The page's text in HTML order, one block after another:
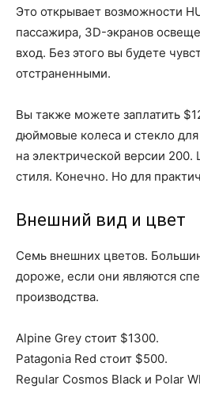
Это открывает возможности
пассажира, 3D-экранов
вход. Без этого вы будете
отстраненными.
Вы также можете заплатить
дюймовые колеса и стекло
на электрической версии 200.
стиля. Конечно. Но для
Внешний вид и цвет
Семь внешних цветов.
дороже, если они являются
производства.
Alpine Grey стоит $1300.
Patagonia Red стоит $500.
Regular Cosmos Black и Polar